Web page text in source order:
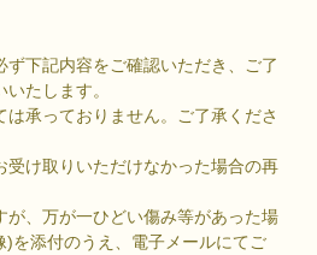
下記内容をご確認いただき、ご了
たします。
は承っておりません。ご了承くださ
受け取りいただけなかった場合の再
が、万が一ひどい傷み等があった場
を添付のうえ、電子メールにてご